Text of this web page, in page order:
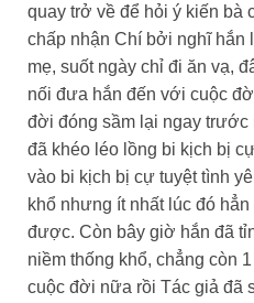
quay trở về để hỏi ý kiến bà
chấp nhận Chí bởi nghĩ hắn
mẹ, suốt ngày chỉ đi ăn vạ,
nối đưa hắn đến với cuộc
đời đóng sầm lại ngay trước
đã khéo léo lồng bi kịch bị
vào bi kịch bị cự tuyệt tình
khổ nhưng ít nhất lúc đó
được. Còn bây giờ hắn đã
niềm thống khổ, chẳng còn
cuộc đời nữa rồi Tác giả đã